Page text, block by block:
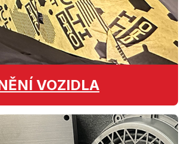
VOZIDLA